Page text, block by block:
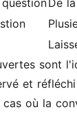
sont
et
où la